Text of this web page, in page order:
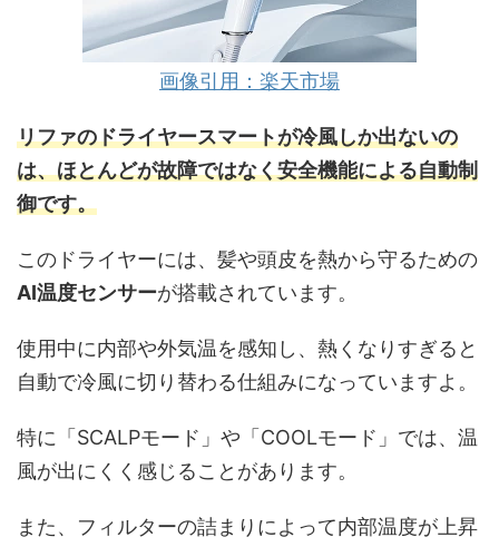
画像引用：楽天市場
リファのドライヤースマートが冷風しか出ないの
は、ほとんどが故障ではなく安全機能による自動制
御です。
このドライヤーには、髪や頭皮を熱から守るための
AI温度センサーが搭載されています。
使用中に内部や外気温を感知し、熱くなりすぎると
自動で冷風に切り替わる仕組みになっていますよ。
特に「SCALPモード」や「COOLモード」では、温
風が出にくく感じることがあります。
また、フィルターの詰まりによって内部温度が上昇